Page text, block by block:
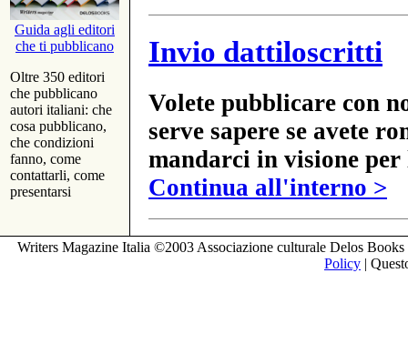
Guida agli editori
che ti pubblicano
Oltre 350 editori
che pubblicano
autori italiani: che
cosa pubblicano,
che condizioni
fanno, come
contattarli, come
presentarsi
Invio dattiloscritti
Volete pubblicare con
serve sapere se avete
mandarci in visione
Continua all'interno >
Writers Magazine Italia ©2003 Associazione culturale Delos
Policy |